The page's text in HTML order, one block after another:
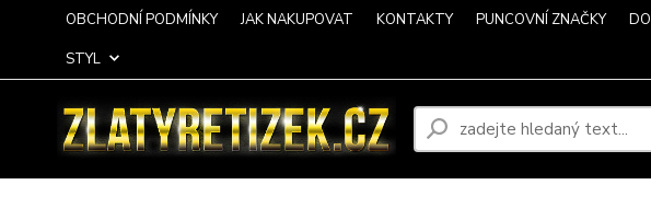
OBCHODNÍ PODMÍNKY JAK NAKUPOVAT KONTAKTY PUNCOVNÍ ZNAČKY
STYL